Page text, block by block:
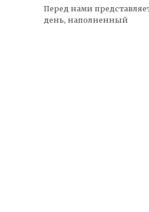
Перед нами
день, наполненный